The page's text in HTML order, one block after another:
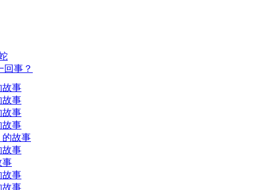
回事？
故事
故事
故事
故事
的故事
故事
事
故事
故事